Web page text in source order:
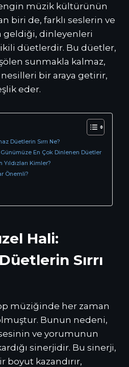
müzik kültürünün
biri de, farklı seslerin ve
geldiği, dinleyenleri
düetlerdir. Bu düetler,
sunmakla kalmaz,
nesilleri bir araya getirir,
eder.
Düetlerin Sırrı Ne?
En Çok Dinlenen Düetler
Kimler?
Önemli?
Hali:
Sırrı
müziğinde her zaman
Bunun nedeni,
ve yorumunun
sinerjidir. Bu sinerji,
boyut kazandırır,